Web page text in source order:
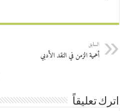
السابق
أهمية الزمن في النقد الأدبي
اترك تعليقاً